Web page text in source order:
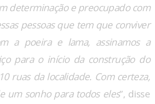
determinação e preocupado com
pessoas que tem que conviver
a poeira e lama, assinamos a
para o início da construção do
ruas da localidade. Com certeza,
um sonho para todos eles”, disse